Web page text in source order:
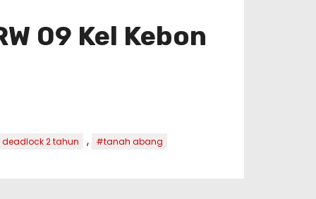
09 Kel Kebon
2 tahun , #tanah abang